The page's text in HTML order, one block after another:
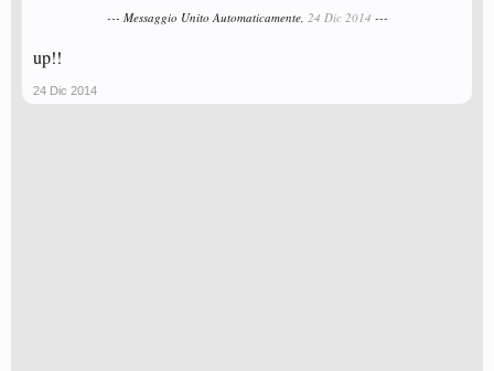
--- Messaggio Unito Automaticamente, 24 Dic 2014 ---
up!!
24 Dic 2014